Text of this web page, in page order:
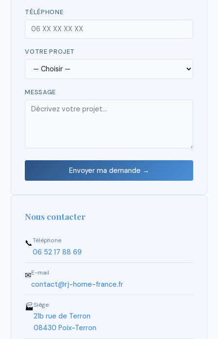
TÉLÉPHONE
VOTRE PROJET
MESSAGE
Envoyer ma demande →
Nous contacter
📞Téléphone
06 52 17 88 69
✉E-mail
contact@rj-home-france.fr
🏭Siège
21b rue de Terron
08430 Poix-Terron